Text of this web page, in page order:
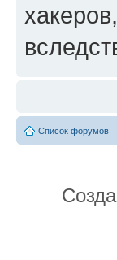
Список форумов